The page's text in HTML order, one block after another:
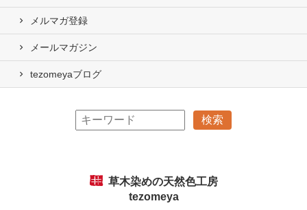
メルマガ登録
メールマガジン
tezomeyaブログ
草木染めの天然色工房
tezomeya